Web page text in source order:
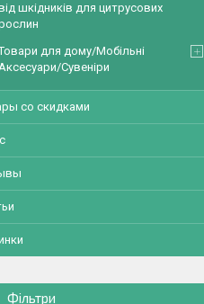
шкідників для цитрусових
для дому/Мобільні
Сувеніри
со скидками
Фільтри